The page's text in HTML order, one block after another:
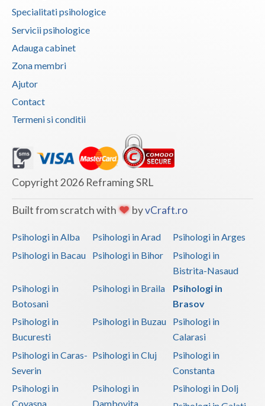
Specialitati psihologice
Servicii psihologice
Adauga cabinet
Zona membri
Ajutor
Contact
Termeni si conditii
Copyright 2026 Reframing SRL
Built from scratch with byvCraft.ro
Psihologi in Alba Psihologi in Arad
Psihologi in Arges
Psihologi in Bacau
Psihologi in Bihor
Psihologi in
Bistrita-Nasaud
Psihologi in
Botosani
Psihologi in Braila
Psihologi in
Brasov
Psihologi in
Bucuresti
Psihologi in Buzau
Psihologi in
Calarasi
Psihologi in Caras-
Severin
Psihologi in Cluj
Psihologi in
Constanta
Psihologi in
Covasna
Psihologi in
Dambovita
Psihologi in Dolj